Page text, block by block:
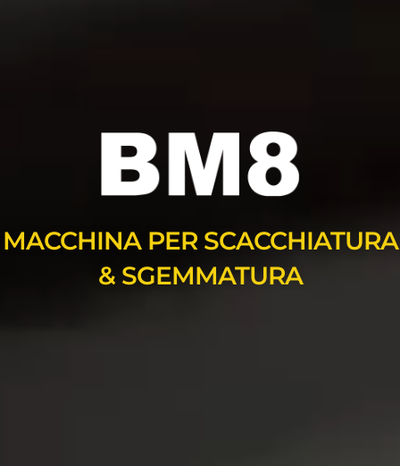
MACCHINA PER SCACCHIATURA
& SGEMMATURA